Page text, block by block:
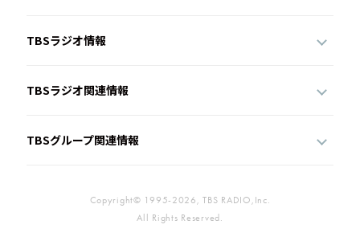
TBSラジオ情報
TBSラジオ関連情報
TBSグループ関連情報
Copyright© 1995-2026, TBS RADIO,Inc.
All Rights Reserved.